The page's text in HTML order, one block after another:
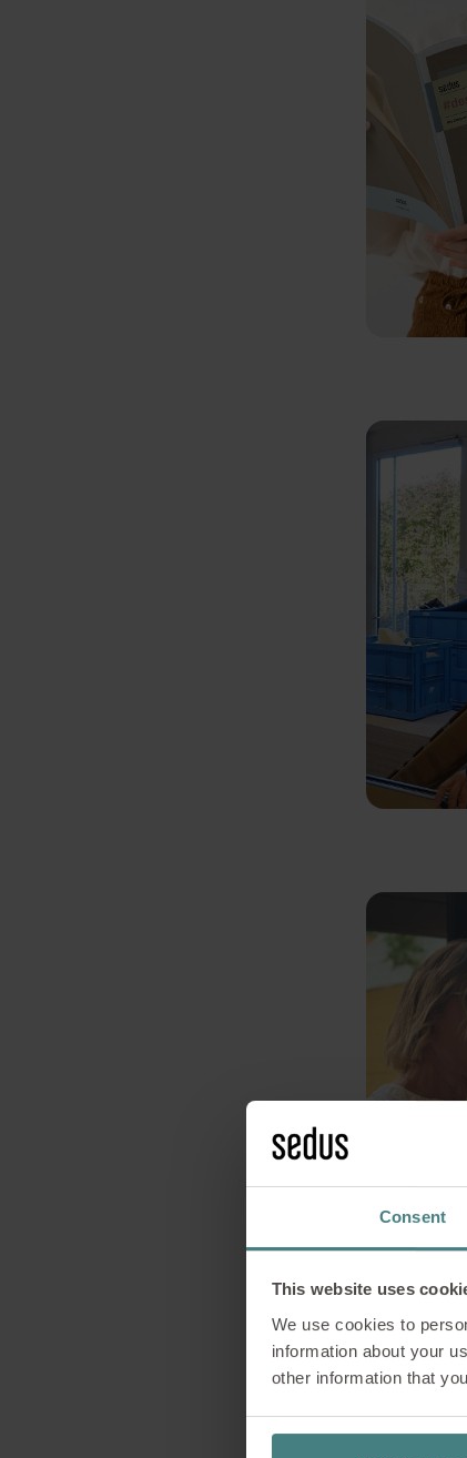
Consent
This website uses
We use cookies to
information about your
other information that